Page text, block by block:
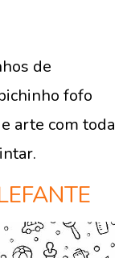
de
fofo
arte com toda